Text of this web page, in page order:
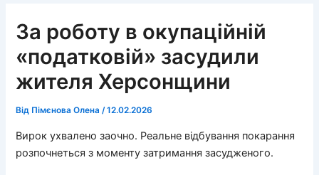
За роботу в окупаційній
«податковій» засудили
жителя Херсонщини
Від Пімєнова Олена/12.02.2026
Вирок ухвалено заочно. Реальне відбування покарання
розпочнеться з моменту затримання засудженого.